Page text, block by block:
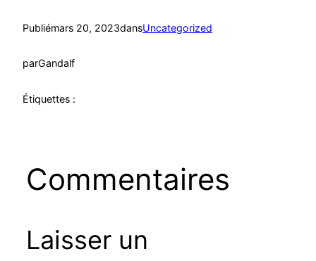
Publiémars 20, 2023dansUncategorized
parGandalf
Étiquettes :
Commentaires
Laisser un